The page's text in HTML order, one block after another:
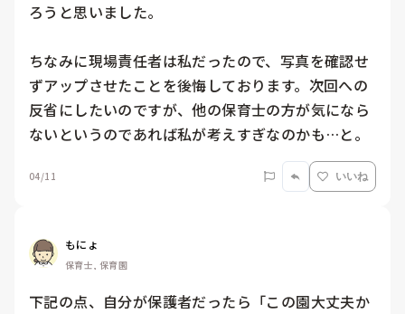
ろうと思いました。
ちなみに現場責任者は私だったので、写真を確認せ
ずアップさせたことを後悔しております。次回への
反省にしたいのですが、他の保育士の方が気になら
ないというのであれば私が考えすぎなのかも…と。
04/11 いいね
もにょ
保育士, 保育園
下記の点、自分が保護者だったら「この園大丈夫か